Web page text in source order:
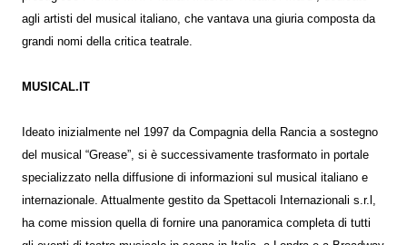
agli artisti del musical italiano, che vantava una giuria composta da
grandi nomi della critica teatrale.
MUSICAL.IT
Ideato inizialmente nel 1997 da Compagnia della Rancia a sostegno
del musical “Grease”, si è successivamente trasformato in portale
specializzato nella diffusione di informazioni sul musical italiano e
internazionale. Attualmente gestito da Spettacoli Internazionali s.r.l,
ha come mission quella di fornire una panoramica completa di tutti